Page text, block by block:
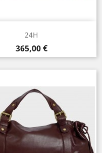
24H
Prix
365,00 €
Aperçu rapide